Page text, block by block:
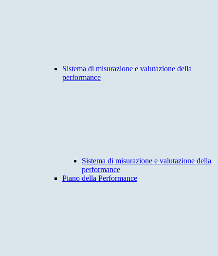
Sistema di misurazione e valutazione della
performance
Sistema di misurazione e valutazione della
performance
Piano della Performance